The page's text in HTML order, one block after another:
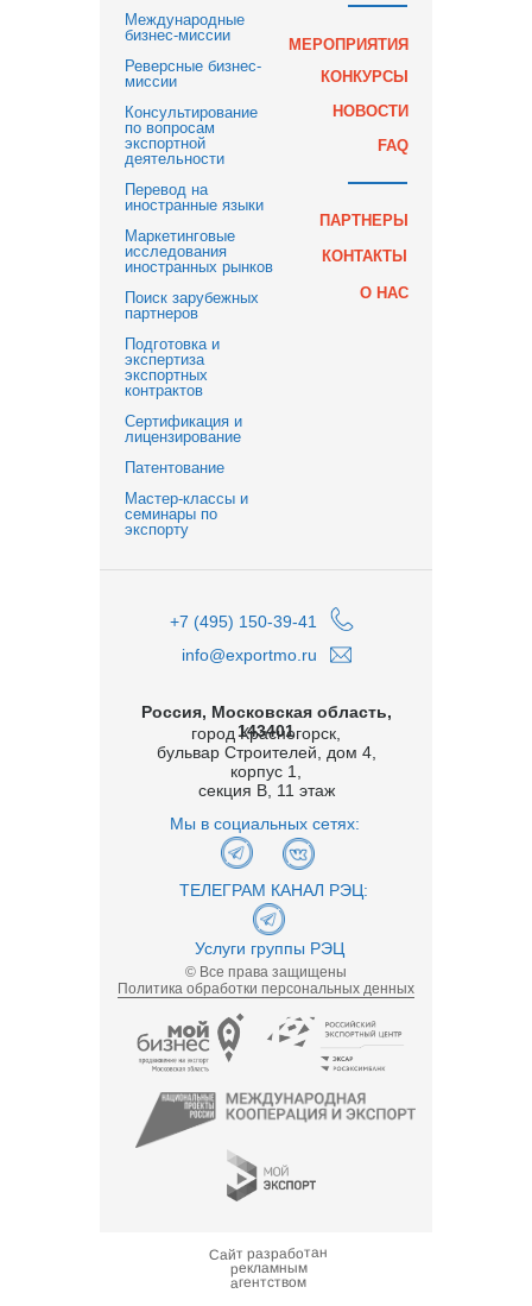
МЕРОПРИЯТИЯ
КОНКУРСЫ
НОВОСТИ
FAQ
ПАРТНЕРЫ
О НАС
КОНТАКТЫ
Международные
бизнес-миссии
Реверсные бизнес-
миссии
Консультирование
по вопросам
экспортной
деятельности
Перевод на
иностранные языки
Маркетинговые
исследования
иностранных рынков
Поиск зарубежных
партнеров
Подготовка и
экспертиза
экспортных
контрактов
Сертификация и
лицензирование
Патентование
Мастер-классы и
семинары по
экспорту
Россия, Московская область,
143401
город Красногорск,
бульвар Строителей, дом 4,
корпус 1,
секция В, 11 этаж
+7 (495) 150-39-41
info@exportmo.ru
Сайт разработан
рекламным
агентством
Мы в социальных сетях:
© Все права защищены
Политика обработки персональных денных
ТЕЛЕГРАМ КАНАЛ РЭЦ:
Услуги группы РЭЦ